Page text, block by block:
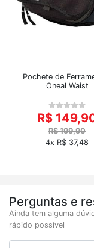
Pochete de
Oneal Waist
R$
R$ 199,90
4x R$ 37,48
Perguntas e
Ainda tem alguma
rápido possível